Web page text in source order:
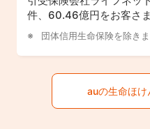
件、60.46億円をお客さ
団体信用生命保険を除きま
auの生命ほけ